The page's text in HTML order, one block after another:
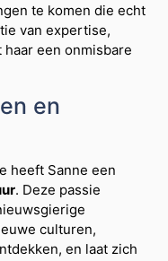
te komen die echt
van expertise,
een onmisbare
en
heeft Sanne een
. Deze passie
culturen,
en laat zich